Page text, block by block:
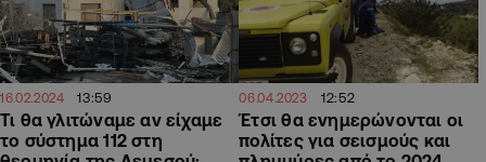
16.02.2024 13:59
Τι θα γλιτώναμε αν είχαμε
το σύστημα 112 στη
06.04.2023 12:52
Έτσι θα ενημερώνονται οι
πολίτες για σεισμούς και